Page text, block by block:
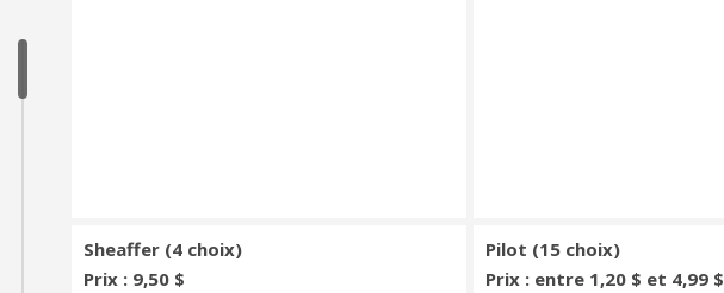
Sheaffer (4 choix)
Prix : 9,50 $
Pilot (15 choix)
Prix : entre 1,20 $ et 4,99 $